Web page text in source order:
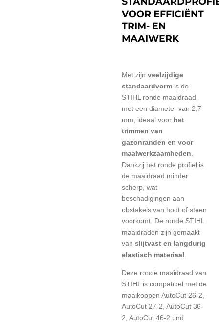
VOOR EFFICIËNT
TRIM- EN
MAAIWERK
Met zijn veelzijdige
standaardvorm is de
STIHL ronde maaidraad,
met een diameter van 2,7
mm, ideaal voor het
trimmen van
gazonranden en voor
maaiwerkzaamheden
Dankzij het ronde profiel is
de maaidraad minder
scherp, wat
beschadigingen aan
obstakels van hout of steen
voorkomt. De ronde STIHL
maaidraden zijn gemaakt
van slijtvast en langdurig
elastisch materiaal
Deze ronde maaidraad van
STIHL is compatibel met de
maaikoppen AutoCut 26-2,
AutoCut 27-2, AutoCut 36-
2, AutoCut 46-2 und